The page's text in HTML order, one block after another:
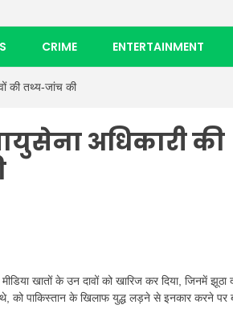
CRIME ENTERTAINMENT
की तथ्य-जांच की
अधिकारी की
खातों के उन दावों को खारिज कर दिया, जिनमें झूठा
को पाकिस्तान के खिलाफ युद्ध लड़ने से इनकार करने पर